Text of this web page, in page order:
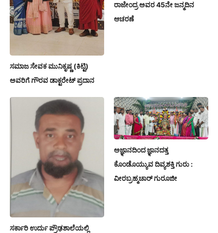
ಸಮಾಜ ಸೇವಕ ಮುನಿಕೃಷ್ಣ (ಕಿಟ್ಟಿ)
ಅವರಿಗೆ ಗೌರವ ಡಾಕ್ಟರೇಟ್ ಪ್ರದಾನ
ರಾಜೇಂದ್ರ ಅವರ 45ನೇ ಜನ್ಮದಿನ
ಆಚರಣೆ
ಸರ್ಕಾರಿ ಉರ್ದು ಪ್ರೌಢಶಾಲೆಯಲ್ಲಿ
ಅಜ್ಞಾನದಿಂದ ಜ್ಞಾನದತ್ತ
ಕೊಂಡೊಯ್ಯುವ ದಿವ್ಯಶಕ್ತಿ ಗುರು :
ವೀರಬ್ರಹ್ಮಚಾರ್ ಗುರೂಜೀ